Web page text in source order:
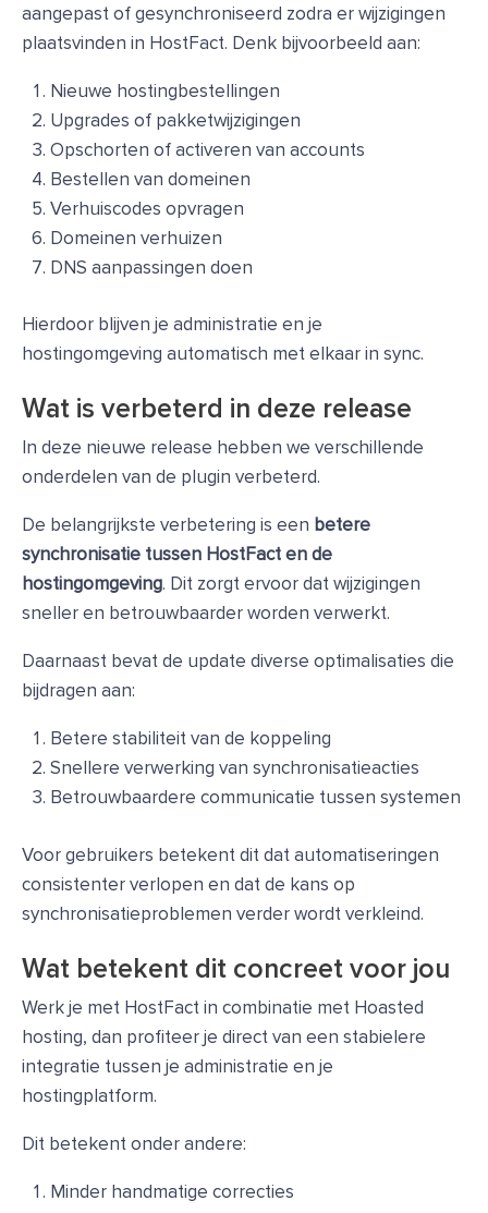
aangepast of gesynchroniseerd zodra er wijzigingen
plaatsvinden in HostFact. Denk bijvoorbeeld aan:
Nieuwe hostingbestellingen
Upgrades of pakketwijzigingen
Opschorten of activeren van accounts
Bestellen van domeinen
Verhuiscodes opvragen
Domeinen verhuizen
DNS aanpassingen doen
Hierdoor blijven je administratie en je
hostingomgeving automatisch met elkaar in sync.
Wat is verbeterd in deze release
In deze nieuwe release hebben we verschillende
onderdelen van de plugin verbeterd.
De belangrijkste verbetering is een betere
synchronisatie tussen HostFact en de
hostingomgeving. Dit zorgt ervoor dat wijzigingen
sneller en betrouwbaarder worden verwerkt.
Daarnaast bevat de update diverse optimalisaties die
bijdragen aan:
Betere stabiliteit van de koppeling
Snellere verwerking van synchronisatieacties
Betrouwbaardere communicatie tussen systemen
Voor gebruikers betekent dit dat automatiseringen
consistenter verlopen en dat de kans op
synchronisatieproblemen verder wordt verkleind.
Wat betekent dit concreet voor jou
Werk je met HostFact in combinatie met Hoasted
hosting, dan profiteer je direct van een stabielere
integratie tussen je administratie en je
hostingplatform.
Dit betekent onder andere:
Minder handmatige correcties